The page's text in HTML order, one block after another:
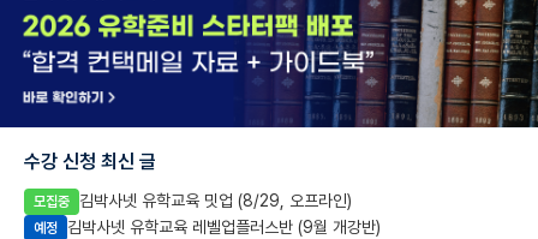
수강 신청 최신 글
모집중 김박사넷 유학교육 밋업 (8/29, 오프라인)
예정 김박사넷 유학교육 레벨업플러스반 (9월 개강반)